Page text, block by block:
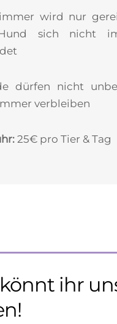
wird nur
sich nicht
dürfen nicht
verbleiben
25€ pro Tier & Tag
ihr